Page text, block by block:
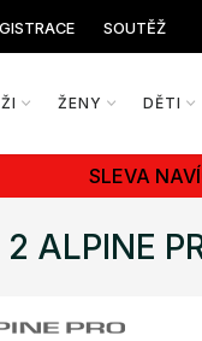
SOUTĚŽ
ŽENY DĚTI
SLEVA
ALPINE